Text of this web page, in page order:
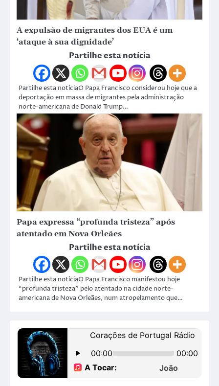
A expulsão de migrantes dos EUA é um
‘ataque à sua dignidade’
Partilhe esta notícia
Partilhe esta notíciaO Papa Francisco considerou hoje que a
deportação em massa de migrantes pela administração
norte-americana de Donald Trump…
Papa expressa “profunda tristeza” após
atentado em Nova Orleães
Partilhe esta notícia
Partilhe esta notíciaO Papa Francisco manifestou hoje
“profunda tristeza” pelo atentado na cidade norte-
americana de Nova Orleães, num atropelamento que…